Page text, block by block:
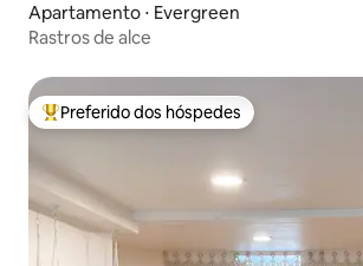
Apartamento ⋅ Evergreen
Rastros de alce
Entre os melhores preferidos dos hóspedes
Preferido dos hóspedes